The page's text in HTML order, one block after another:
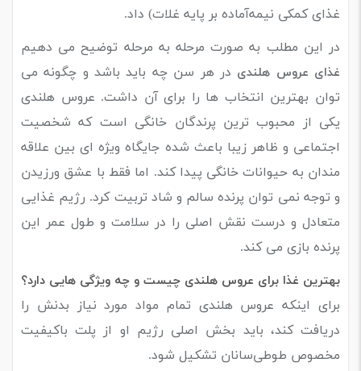
غذای کمکی نیمه‌آماده بر پایه غلات) داد.
در این مطلب به‌ صورت مرحله‌ به ‌مرحله توضیح می ‌دهیم
غذای عروس هلندی در هر سن چه باید باشد و چگونه می‌
توان بهترین انتخاب‌ ها را برای آن داشت. عروس هلندی
یکی از محبوب ‌ترین پرندگان خانگی است که شخصیت
اجتماعی و ظاهر زیبا باعث شده جایگاه ویژه ‌ای بین علاقه‌
مندان به حیوانات خانگی پیدا کند. اما فقط با عشق ورزیدن
و توجه نمی توان پرنده سالم و شاد تربیت کرد. رژیم غذایی
متعادل و درست نقش اصلی را در سلامت و طول عمر این
پرنده بازی می ‌کند.
بهترین غذا برای عروس هلندی چیست و چه ویژگی هایی دارد؟
برای اینکه عروس هلندی تمام مواد مورد نیاز بدنش را
دریافت کند، باید بخش اصلی رژیم او از پلت باکیفیت
مخصوص طوطی‌سانان تشکیل شود.